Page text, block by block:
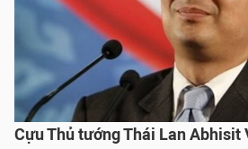
Cựu Thủ tướng Thái Lan Abhisit